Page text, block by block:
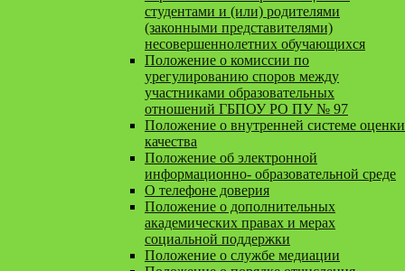
студентами и (или) родителями
(законными представителями)
несовершеннолетних обучающихся
Положение о комиссии по
урегулированию споров между
участниками образовательных
отношений ГБПОУ РО ПУ № 97
Положение о внутренней системе оценки
качества
Положение об электронной
информационно- образовательной среде
О телефоне доверия
Положение о дополнительных
академических правах и мерах
социальной поддержки
Положение о службе медиации